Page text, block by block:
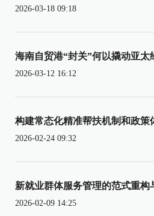
2026-03-18 09:18
海南自贸港“封关”何以撬动亚太
2026-03-12 16:12
构建常态化精准帮扶机制和政策
2026-02-24 09:32
新就业群体服务管理的范式重构
2026-02-09 14:25